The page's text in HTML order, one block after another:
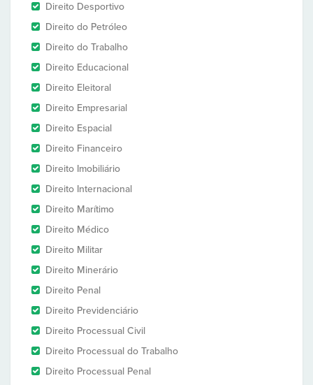
Direito Desportivo
Direito do Petróleo
Direito do Trabalho
Direito Educacional
Direito Eleitoral
Direito Empresarial
Direito Espacial
Direito Financeiro
Direito Imobiliário
Direito Internacional
Direito Marítimo
Direito Médico
Direito Militar
Direito Minerário
Direito Penal
Direito Previdenciário
Direito Processual Civil
Direito Processual do Trabalho
Direito Processual Penal